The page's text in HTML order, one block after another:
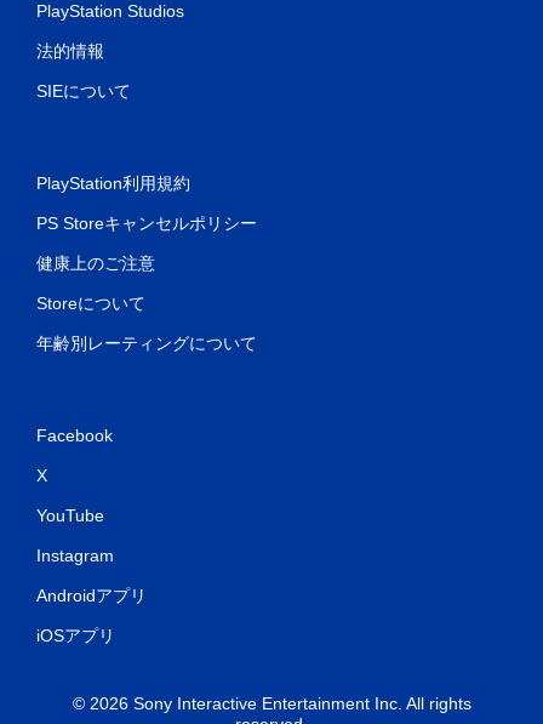
PlayStation Studios
法的情報
SIEについて
PlayStation利用規約
PS Storeキャンセルポリシー
健康上のご注意
Storeについて
年齢別レーティングについて
Facebook
X
YouTube
Instagram
Androidアプリ
iOSアプリ
© 2026 Sony Interactive Entertainment Inc. All rights